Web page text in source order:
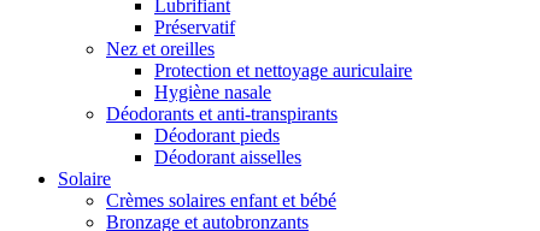
Lubrifiant
Préservatif
Nez et oreilles
Protection et nettoyage auriculaire
Hygiène nasale
Déodorants et anti-transpirants
Déodorant pieds
Déodorant aisselles
Solaire
Crèmes solaires enfant et bébé
Bronzage et autobronzants